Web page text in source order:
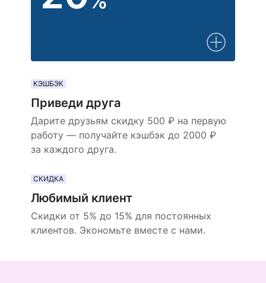
КЭШБЭК
Приведи друга
Дарите друзьям скидку 500 ₽ на первую
работу — получайте кэшбэк до 2000 ₽
за каждого друга.
СКИДКА
Любимый клиент
Скидки от 5% до 15% для постоянных
клиентов. Экономьте вместе с нами.